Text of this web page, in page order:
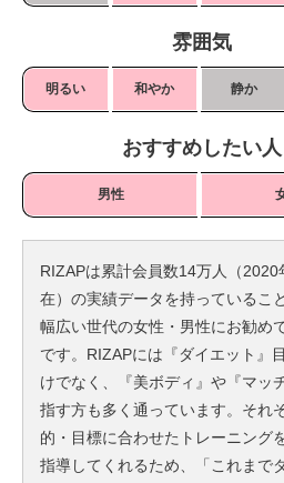
雰囲気
明るい 和やか 静か
おすすめしたい人
男性
RIZAPは累計会員数14万人（2020
在）の実績データを持っているこ
幅広い世代の女性・男性にお勧め
です。RIZAPには『ダイエット』
けでなく、『美ボディ』や『マッ
指す方も多く通っています。それ
的・目標に合わせたトレーニング
指導してくれるため、「これまで